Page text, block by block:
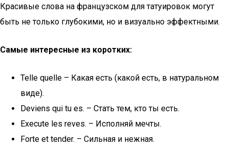
Красивые слова на французском для татуировок могут
быть не только глубокими, но и визуально эффектными.
Самые интересные из коротких:
Telle quelle – Какая есть (какой есть, в натуральном
виде).
Deviens qui tu es. – Стать тем, кто ты есть.
Execute les reves. – Исполняй мечты.
Forte et tender. – Сильная и нежная.